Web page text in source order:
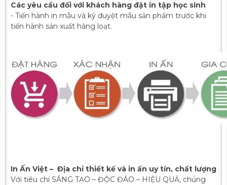
Các yêu cầu đối với khách hàng đặt in tập học sinh
- Tiến hành in mẫu và ký duyệt mẫu sản phẩm trước khi
tiến hành sản xuất hàng loạt.
In Ấn Việt – Địa chỉ thiết kế và in ấn uy tín, chất lượng
Với tiêu chí SÁNG TẠO – ĐỘC ĐÁO – HIỆU QUẢ, chúng